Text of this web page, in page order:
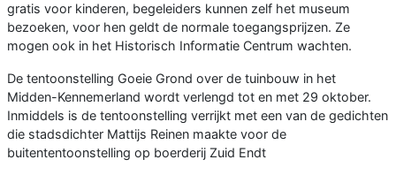
gratis voor kinderen, begeleiders kunnen zelf het museum
bezoeken, voor hen geldt de normale toegangsprijzen. Ze
mogen ook in het Historisch Informatie Centrum wachten.
De tentoonstelling Goeie Grond over de tuinbouw in het
Midden-Kennemerland wordt verlengd tot en met 29 oktober.
Inmiddels is de tentoonstelling verrijkt met een van de gedichten
die stadsdichter Mattijs Reinen maakte voor de
buitententoonstelling op boerderij Zuid Endt